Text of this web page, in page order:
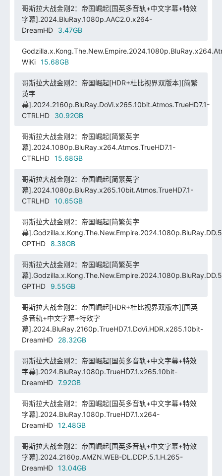
哥斯拉大战金刚2：帝国崛起[国英多音轨+中文字幕+特效
字幕].2024.BluRay.1080p.AAC2.0.x264-
DreamHD
3.47GB
WiKi
15.68GB
哥斯拉大战金刚2：帝国崛起[HDR+杜比视界双版本][简繁
英字
幕].2024.2160p.BluRay.DoVi.x265.10bit.Atmos.TrueHD7.1-
CTRLHD
30.92GB
哥斯拉大战金刚2：帝国崛起[简繁英字
幕].2024.1080p.BluRay.x264.Atmos.TrueHD7.1-
CTRLHD
15.68GB
哥斯拉大战金刚2：帝国崛起[简繁英字
幕].2024.1080p.BluRay.x265.10bit.Atmos.TrueHD7.1-
CTRLHD
10.65GB
哥斯拉大战金刚2：帝国崛起[简繁英字
幕
GPTHD
8.38GB
哥斯拉大战金刚2：帝国崛起[简繁英字
幕
GPTHD
9.55GB
哥斯拉大战金刚2：帝国崛起[HDR+杜比视界双版本][国英
多音轨+中文字幕+特效字
幕].2024.BluRay.2160p.TrueHD7.1.DoVi.HDR.x265.10bit-
DreamHD
28.32GB
哥斯拉大战金刚2：帝国崛起[国英多音轨+中文字幕+特效
字幕].2024.BluRay.1080p.TrueHD7.1.x265.10bit-
DreamHD
7.92GB
哥斯拉大战金刚2：帝国崛起[国英多音轨+中文字幕+特效
字幕].2024.BluRay.1080p.TrueHD7.1.x264-
DreamHD
12.48GB
哥斯拉大战金刚2：帝国崛起[国英多音轨+中文字幕+特效
字幕].2024.2160p.AMZN.WEB-DL.DDP.5.1.H.265-
DreamHD
13.04GB